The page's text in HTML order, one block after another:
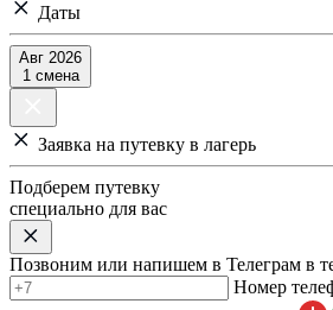
Даты
Авг 2026
1 смена
Заявка на путевку в лагерь
Подберем путевку
специально для вас
Позвоним или напишем в Телеграм в
Номер